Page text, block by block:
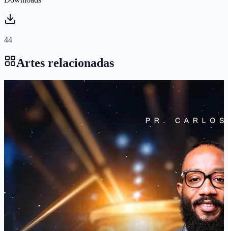
44
Artes relacionadas